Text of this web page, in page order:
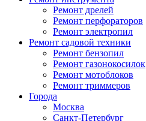
Ремонт дрелей
Ремонт перфораторов
Ремонт электропил
Ремонт садовой техники
Ремонт бензопил
Ремонт газонокосилок
Ремонт мотоблоков
Ремонт триммеров
Города
Москва
Санкт-Петербург